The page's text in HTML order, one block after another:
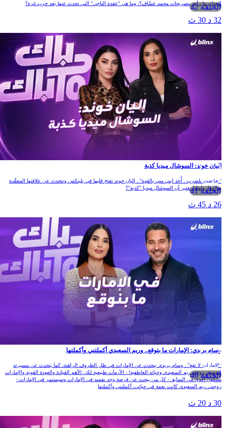
الحلقة 42
الجدل، ما رأيه بتصريحات محمد عسّاف؟، وما هي "عقدة الناجي" التي تحدث عنها بعد حرب غزة؟
32 د 30 ث
الحلقة 41
إليان خوند: السوشال ميديا كذبة
"تعرّضت للضرب.. أُخذ ابني مني بالقوة".. إليان خوند تفتح قلبها في بلينكس وتتحدث عن علاقتها المعقّدة
بوالدها، ولماذا تعتبر أن السوشال ميديا "كذبة"؟
26 د 45 ث
الحلقة 40
وسام بريدي: الإمارات ما بتوقع.. وريم السعيدي أكملتني وأكملتها
"الإمارات لا تقع".. وسام بريدي يتحدث عن الإمارات في ظل الظروف الراهنة، كما يتحدث عن مسيرته
المهنية، زوجته ريم السعيدي وحياته العاطفية! - الأزمات طبيعية لكن الأهم القيادة والعودة القوية والإمارات
ستكون أقوى من السابق - كل من يبحث عن فرصة وجد نفسه في الإمارات وسيستمر في الإمارات -
زوجتي ريم السعيدي كانت نعمة في حياتي، أكملتني وأكملتها
30 د 20 ث